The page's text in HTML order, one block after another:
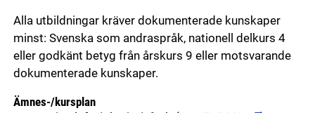
Alla utbildningar kräver dokumenterade kunskaper
minst: Svenska som andraspråk, nationell delkurs 4
eller godkänt betyg från årskurs 9 eller motsvarande
dokumenterade kunskaper.
Ämnes-/kursplan